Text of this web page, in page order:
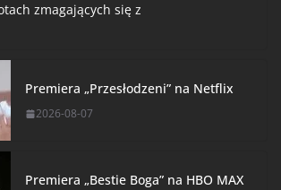
zmagających się z
Premiera „Przesłodzeni” na Netflix
2026-08-07
Premiera „Bestie Boga” na HBO MAX